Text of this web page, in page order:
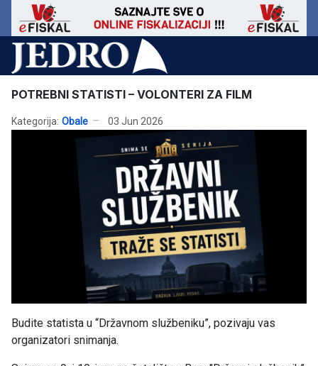
POTREBNI STATISTI – VOLONTERI ZA FILM
Kategorija: Obale 03 Jun 2026
Budite statista u “Državnom službeniku”, pozivaju vas
organizatori snimanja.